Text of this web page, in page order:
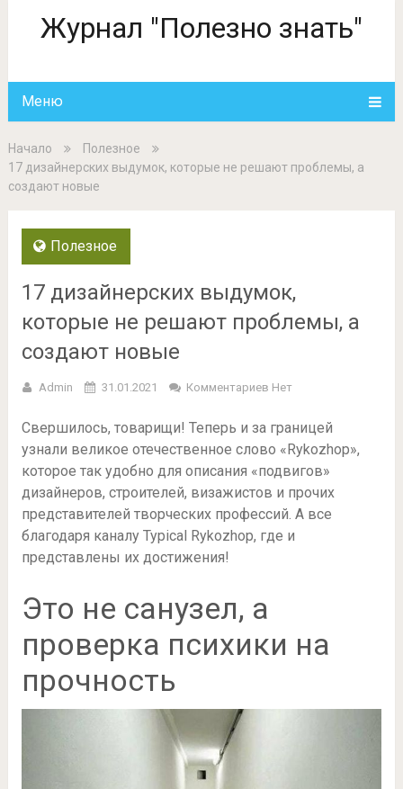
Журнал "Полезно знать"
Меню
Начало
Полезное
17 дизайнерских выдумок, которые не решают проблемы, а
создают новые
Полезное
17 дизайнерских выдумок,
которые не решают проблемы, а
создают новые
Admin 31.01.2021 Комментариев Нет
Свершилось, товарищи! Теперь и за границей
узнали великое отечественное слово «Rykozhop»,
которое так удобно для описания «подвигов»
дизайнеров, строителей, визажистов и прочих
представителей творческих профессий. А все
благодаря каналу Typical Rykozhop, где и
представлены их достижения!
Это не санузел, а
проверка психики на
прочность